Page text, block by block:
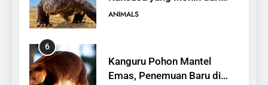
Kanguru Pohon Mantel
7